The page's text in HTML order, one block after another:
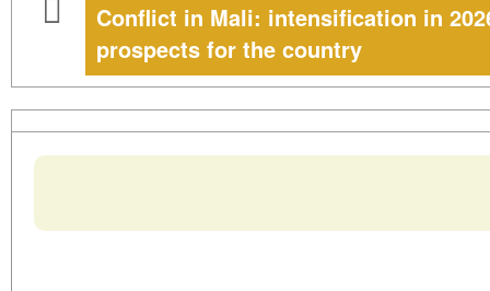
Conflict in Mali: intensification in
prospects for the country